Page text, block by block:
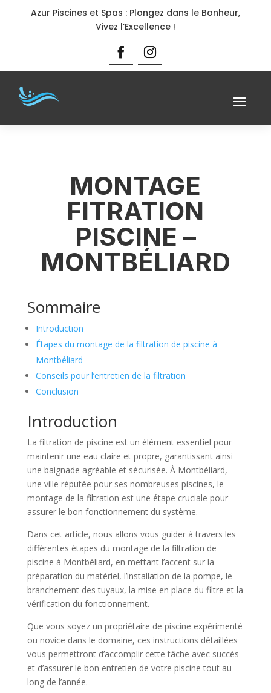
Azur Piscines et Spas : Plongez dans le Bonheur,
Vivez l’Excellence !
MONTAGE
FITRATION
PISCINE –
MONTBÉLIARD
Sommaire
Introduction
Étapes du montage de la filtration de piscine à
Montbéliard
Conseils pour l’entretien de la filtration
Conclusion
Introduction
La filtration de piscine est un élément essentiel pour
maintenir une eau claire et propre, garantissant ainsi
une baignade agréable et sécurisée. À Montbéliard,
une ville réputée pour ses nombreuses piscines, le
montage de la filtration est une étape cruciale pour
assurer le bon fonctionnement du système.
Dans cet article, nous allons vous guider à travers les
différentes étapes du montage de la filtration de
piscine à Montbéliard, en mettant l’accent sur la
préparation du matériel, l’installation de la pompe, le
branchement des tuyaux, la mise en place du filtre et la
vérification du fonctionnement.
Que vous soyez un propriétaire de piscine expérimenté
ou novice dans le domaine, ces instructions détaillées
vous permettront d’accomplir cette tâche avec succès
et d’assurer le bon entretien de votre piscine tout au
long de l’année.